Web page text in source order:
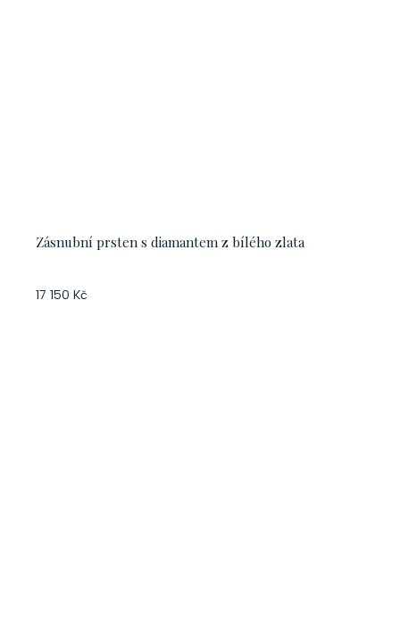
Zásnubní prsten s diamantem z bílého zlata
17 150 Kč